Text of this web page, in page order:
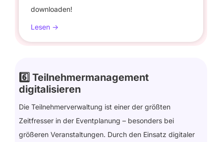
downloaden!
Lesen ->
6️⃣ Teilnehmermanagement
digitalisieren
Die Teilnehmerverwaltung ist einer der größten
Zeitfresser in der Eventplanung – besonders bei
größeren Veranstaltungen. Durch den Einsatz digitaler